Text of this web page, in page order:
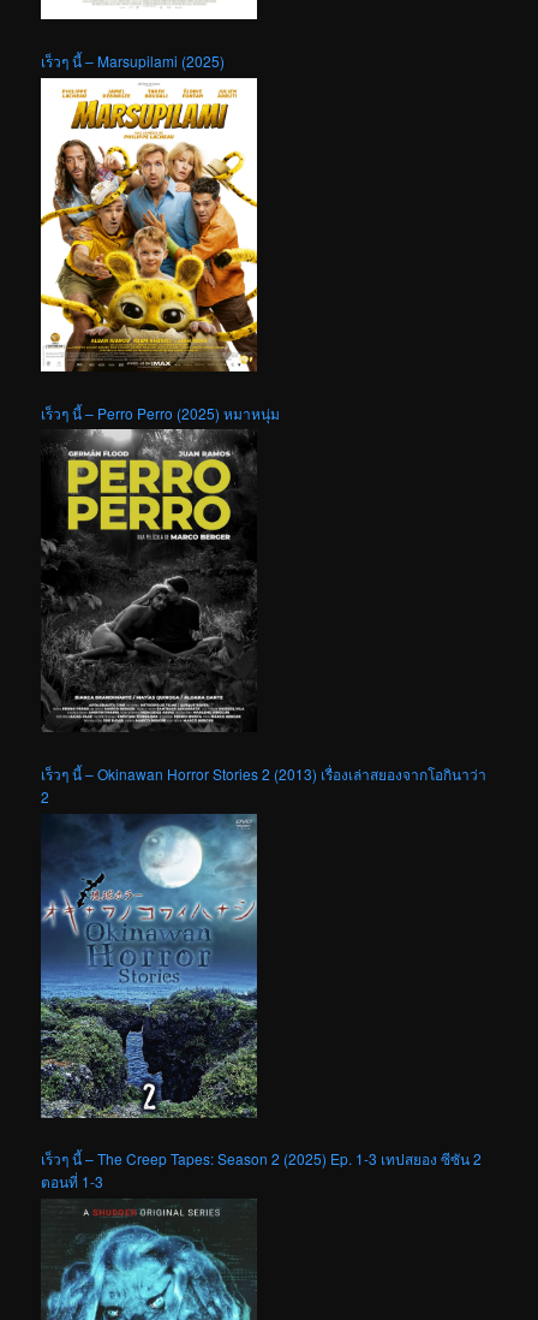
เร็วๆ นี้ – Marsupilami (2025)
เร็วๆ นี้ – Perro Perro (2025) หมาหนุ่ม
เร็วๆ นี้ – Okinawan Horror Stories 2 (2013) เรื่องเล่าสยองจากโอกินาว่า
2
เร็วๆ นี้ – The Creep Tapes: Season 2 (2025) Ep. 1-3 เทปสยอง ซีซัน 2
ตอนที่ 1-3